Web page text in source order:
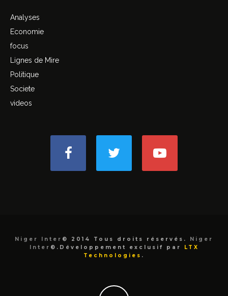
Analyses
Economie
focus
Lignes de Mire
Politique
Societe
videos
Niger Inter © 2014 Tous droits réservés.
Niger
Inter ©.Développement exclusif par
LTX
Technologies .